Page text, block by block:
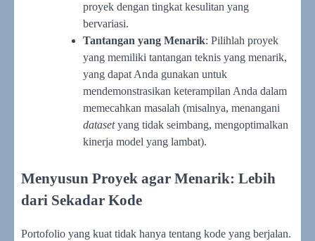
proyek dengan tingkat kesulitan yang
bervariasi.
Tantangan yang Menarik: Pilihlah proyek
yang memiliki tantangan teknis yang menarik,
yang dapat Anda gunakan untuk
mendemonstrasikan keterampilan Anda dalam
memecahkan masalah (misalnya, menangani
datasetyang tidak seimbang, mengoptimalkan
kinerja model yang lambat).
Menyusun Proyek agar Menarik: Lebih
dari Sekadar Kode
Portofolio yang kuat tidak hanya tentang kode yang berjalan.